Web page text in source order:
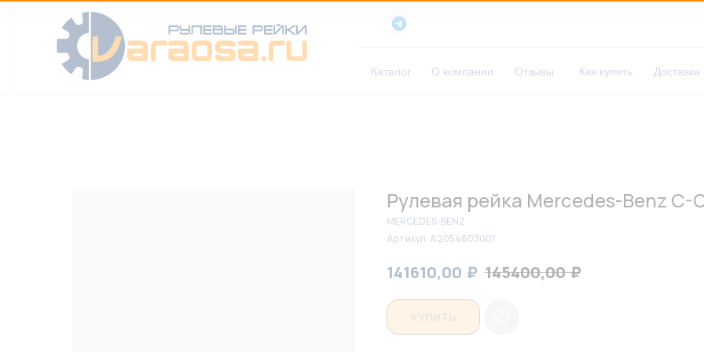
Каталог О компании Отзывы Доставка
Как купить
Рулевая рейка Mercedes-Benz C-
MERCEDES-BENZ
Артикул: A2054603001
141610,00 ₽ 145400,00 ₽